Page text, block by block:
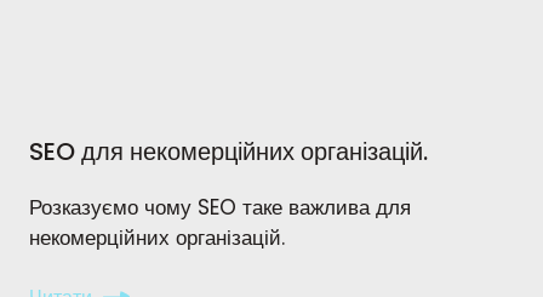
SEO для некомерційних організацій.
Розказуємо чому SEO таке важлива для
некомерційних організацій.